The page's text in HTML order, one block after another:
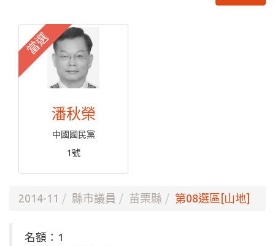
當選
潘秋榮
中國國民黨
1號
2014-11 縣市議員 苗栗縣 第08選區[山地]
名額：1